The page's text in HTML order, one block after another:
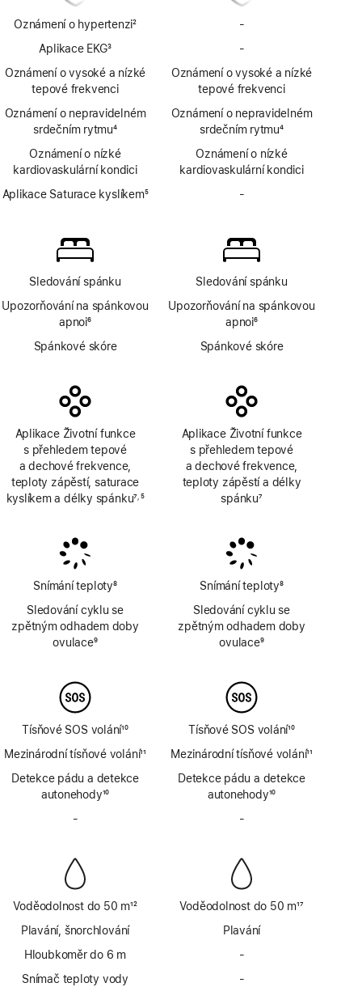
Oznámení o hypertenzi2
Aplikace EKG
Poznámka
3
Oznámení o vysoké a nízké
tepové frekvenci
Oznámení o nepravidelném
srdečním rytmu
Poznámka
4
Oznámení o nízké
kardiovaskulární kondici
Aplikace Saturace kyslíkem5
Sledování spánku
Upozorňování na spánkovou
apnoi
Poznámka
6
Spánkové skóre
Aplikace Životní funkce
s přehledem tepové
a dechové frekvence,
teploty zápěstí, saturace
kyslíkem a délky spánku7 5
Snímání teploty
Poznámka
8
Sledování cyklu se
zpětným odhadem doby
ovulace9
Tísňové SOS volání
Poznámka
10
Mezinárodní tísňové volání11
Detekce pádu a detekce
autonehody10
-
Voděodolnost do 50 m
Poznámka
12
Plavání, šnorchlování
Hloubkoměr do 6 m
Snímač teploty vody
-
-
aplikace
EKG
Oznámení o vysoké a nízké
tepové frekvenci
Oznámení o nepravidelném
srdečním rytmu
Poznámka
4
Oznámení o nízké
kardiovaskulární kondici
-
kyslíkem
Sledování spánku
Upozorňování na spánkovou
apnoi
Poznámka
6
Spánkové skóre
Aplikace Životní funkce
s přehledem tepové
a dechové frekvence,
teploty zápěstí a délky
spánku7
Snímání teploty
Poznámka
8
Sledování cyklu se
zpětným odhadem doby
ovulace9
Tísňové SOS volání
Poznámka
10
Mezinárodní tísňové volání11
Detekce pádu a detekce
autonehody10
-
Voděodolnost do 50 m17
Plavání
-
-